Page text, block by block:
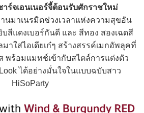
าร์จเอนเนอร์จี้ต้อนรับศักราชใหม่
นมาเนรมิตช่วงเวลาแห่งความสุขอัน
สีแดงเบอร์กันดี และ สีทอง สองเฉดสี
าใส่ไอเดียเก๋ๆ สร้างสรรค์เมกอัพลุคที่
ส พร้อมแมทช์เข้ากับสไตล์การแต่งตัว
ได้อย่างมั่นใจในแบบฉบับสาว
HiSoParty